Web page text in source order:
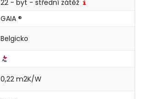
22 - byt - střední zátěž
GAIA ®
Belgicko
0,22 m2K/W